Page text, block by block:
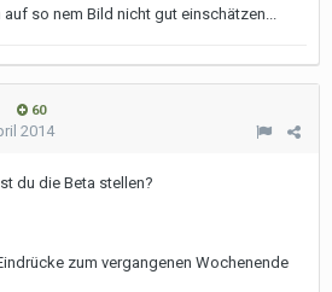
so nem Bild nicht gut einschätzen...
60
2014
du die Beta stellen?
zum vergangenen Wochenende